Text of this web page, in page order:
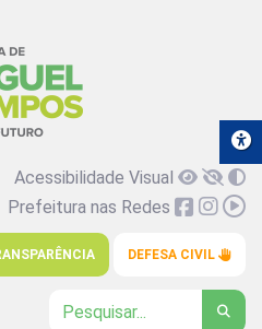
Acessibilidade Visual
Prefeitura nas Redes
DEFESA CIVIL